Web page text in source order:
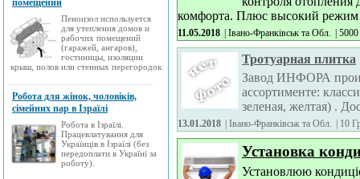
комфорта. Плюс высокий режим
11.05.2018 | Івано-Франківськ та Обл. 5000
Тротуарная плитка
Завод ИНФОРА
ассортименте:
зеленая, желтая) .
13.01.2018 | Івано-Франківськ та Обл. 10
Установка
Установлюю
помещений
Пеноизол используется
для утепления домов и
рабочих помещений
(гаражей, ангаров),
гостиницы, изоляции
крыш, полов или стенных перегородок
Робота для жінок, чоловіків,
сімейних пар в Ізраїлі
Робота в Ізраїлі.
Працевлатування для
Українців в Ізраїлі (без
передоплати в Україні за
роботу).